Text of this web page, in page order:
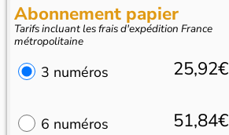
Abonnement papier
Tarifs incluant les frais d'expédition France
métropolitaine
3 numéros 25,92€
6 numéros 51,84€